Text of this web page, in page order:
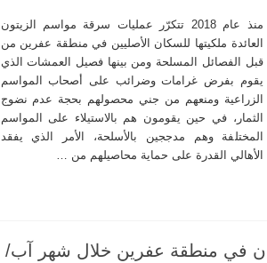
منذ عام 2018 تتكرّر عمليات سرقة مواسم الزيتون
العائدة ملكيتها للسكان الأصليين في منطقة عفرين من
قبل الفصائل المسلحة ومن بينها فصيل العمشات الذي
يقوم بفرض غرامات وضرائب على أصحاب المواسم
الزراعية ومنعهم من جني محصولهم بحجة عدم نضوج
الثمار، في حين يقومون هم بالاستيلاء على المواسم
المختلفة وهم مدججين بالأسلحة، الأمر الذي يفقد
الأهالي القدرة على حماية محاصيلهم من …
في منطقة عفرين خلال شهر آب/